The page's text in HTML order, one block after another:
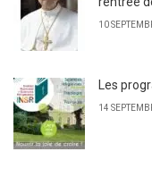
10
Les
14